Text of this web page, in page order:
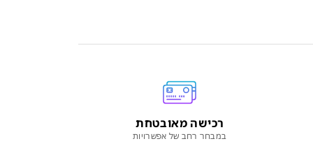
רכישה מאובטחת
במבחר רחב של אפשרויות